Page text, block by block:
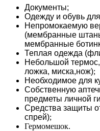
Документы;
Одежду и обувь
Непромокаемую
(мембранные
мембранные
Теплая одежда
Небольшой
ложка, миска,нож);
Необходимое для
Собственную
предметы личной
Средства защиты
спрей);
Гермомешок.